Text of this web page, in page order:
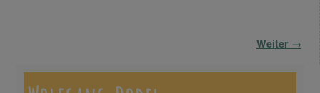
Weiter →